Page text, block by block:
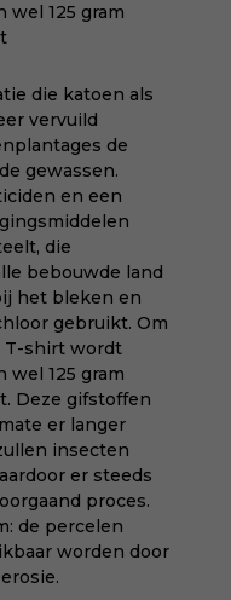
wel 125 gram
die katoen als
vervuild
de
gewassen.
en een
die
bebouwde land
het bleken en
gebruikt. Om
T-shirt wordt
wel 125 gram
Deze gifstoffen
er langer
insecten
er steeds
proces.
de percelen
worden door